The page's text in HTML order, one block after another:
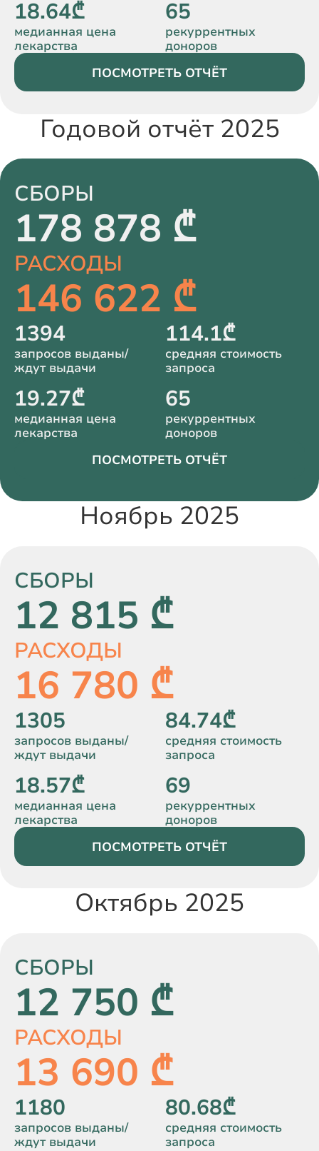
18.64₾
медианная цена
лекарства
65
рекуррентных
доноров
ПОСМОТРЕТЬ ОТЧЁТ
Годовой отчёт 2025
СБОРЫ
178 878 ₾
РАСХОДЫ
146 622 ₾
1394
запросов выданы/
ждут выдачи
114.1₾
средняя стоимость
запроса
19.27₾
медианная цена
лекарства
65
рекуррентных
доноров
ПОСМОТРЕТЬ ОТЧЁТ
Ноябрь 2025
СБОРЫ
12 815 ₾
РАСХОДЫ
16 780 ₾
1305
запросов выданы/
ждут выдачи
84.74₾
средняя стоимость
запроса
18.57₾
медианная цена
лекарства
69
рекуррентных
доноров
ПОСМОТРЕТЬ ОТЧЁТ
Октябрь 2025
СБОРЫ
12 750 ₾
РАСХОДЫ
13 690 ₾
1180
запросов выданы/
ждут выдачи
80.68₾
средняя стоимость
запроса